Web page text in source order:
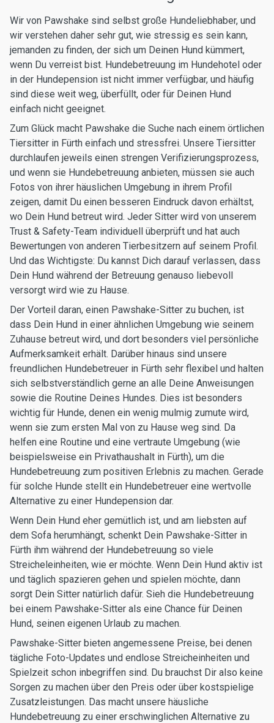
Wir von Pawshake sind selbst große Hundeliebhaber, und
wir verstehen daher sehr gut, wie stressig es sein kann,
jemanden zu finden, der sich um Deinen Hund kümmert,
wenn Du verreist bist. Hundebetreuung im Hundehotel oder
in der Hundepension ist nicht immer verfügbar, und häufig
sind diese weit weg, überfüllt, oder für Deinen Hund
einfach nicht geeignet.
Zum Glück macht Pawshake die Suche nach einem örtlichen
Tiersitter in Fürth einfach und stressfrei. Unsere Tiersitter
durchlaufen jeweils einen strengen Verifizierungsprozess,
und wenn sie Hundebetreuung anbieten, müssen sie auch
Fotos von ihrer häuslichen Umgebung in ihrem Profil
zeigen, damit Du einen besseren Eindruck davon erhältst,
wo Dein Hund betreut wird. Jeder Sitter wird von unserem
Trust & Safety-Team individuell überprüft und hat auch
Bewertungen von anderen Tierbesitzern auf seinem Profil.
Und das Wichtigste: Du kannst Dich darauf verlassen, dass
Dein Hund während der Betreuung genauso liebevoll
versorgt wird wie zu Hause.
Der Vorteil daran, einen Pawshake-Sitter zu buchen, ist
dass Dein Hund in einer ähnlichen Umgebung wie seinem
Zuhause betreut wird, und dort besonders viel persönliche
Aufmerksamkeit erhält. Darüber hinaus sind unsere
freundlichen Hundebetreuer in Fürth sehr flexibel und halten
sich selbstverständlich gerne an alle Deine Anweisungen
sowie die Routine Deines Hundes. Dies ist besonders
wichtig für Hunde, denen ein wenig mulmig zumute wird,
wenn sie zum ersten Mal von zu Hause weg sind. Da
helfen eine Routine und eine vertraute Umgebung (wie
beispielsweise ein Privathaushalt in Fürth), um die
Hundebetreuung zum positiven Erlebnis zu machen. Gerade
für solche Hunde stellt ein Hundebetreuer eine wertvolle
Alternative zu einer Hundepension dar.
Wenn Dein Hund eher gemütlich ist, und am liebsten auf
dem Sofa herumhängt, schenkt Dein Pawshake-Sitter in
Fürth ihm während der Hundebetreuung so viele
Streicheleinheiten, wie er möchte. Wenn Dein Hund aktiv ist
und täglich spazieren gehen und spielen möchte, dann
sorgt Dein Sitter natürlich dafür. Sieh die Hundebetreuung
bei einem Pawshake-Sitter als eine Chance für Deinen
Hund, seinen eigenen Urlaub zu machen.
Pawshake-Sitter bieten angemessene Preise, bei denen
tägliche Foto-Updates und endlose Streicheinheiten und
Spielzeit schon inbegriffen sind. Du brauchst Dir also keine
Sorgen zu machen über den Preis oder über kostspielige
Zusatzleistungen. Das macht unsere häusliche
Hundebetreuung zu einer erschwinglichen Alternative zu